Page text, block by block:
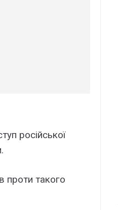
російської
проти такого